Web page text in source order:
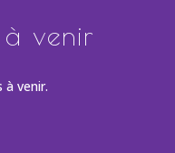
à venir
à venir.